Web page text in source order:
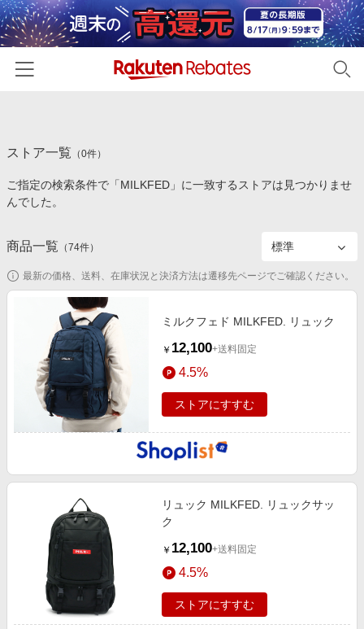
カテゴリー一覧
百貨店・総合ECモール
食品・スイーツ・お酒
コスメ・健康・医薬品
キッズ・ベビー用品
家電・PC・スマホ・カメラ
エンタメ
スポーツ・アウトドア・ゴルフ
インテリア・寝具
旅行・レジャー・ホテル予約
生活・お役立ち
金融・マネー・保険
デジタルコンテンツ
ビジネス・その他サービス
イベント一覧
初回購入者限定特典
対象ストア新規限定特典
新着ストアのご紹介
電子書籍特集
楽天ペイ導入ストア
楽天サービス特集
旅行特集
わくわく夏特集
Qoo10メガポ
Samsung ボーナスキャンペーン
週末の高還元 夏の長期版
楽天IDでログイン/会員登録
ストア一覧 （0件）
ご指定の検索条件で「MILKFED」に一致するストアは見つかりませ
んでした。
商品一覧 （74件）
最新の価格、送料、在庫状況と決済方法は遷移先ページでご確認ください。
ミルクフェド MILKFED. リュック
￥ 12,100+送料固定
4.5%
ストアにすすむ
リュック MILKFED. リュックサッ
ク
￥ 12,100+送料固定
4.5%
ストアにすすむ